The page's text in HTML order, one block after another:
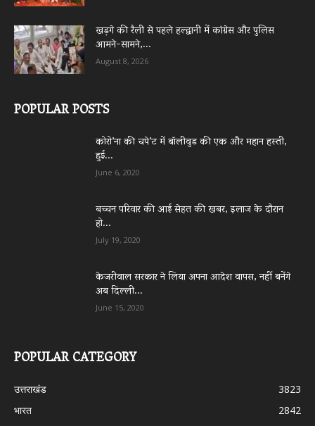
खड़गे की रैली से पहले हल्द्वानी में कांग्रेस और पुलिस
आमने-सामने,...
August 8, 2026
POPULAR POSTS
कोरो’ना की चपे’ट में बॉलीवुड की एक और महान हस्ती,
हुई...
June 6, 2020
बच्चन परिवार की आई सेहत की खबर, इलाज के दौरान
हो...
July 19, 2020
केजरीवाल सरकार ने लिया अपना आदेश वापस, नहीं बनेंगे
अब दिल्ली...
June 15, 2020
POPULAR CATEGORY
उत्तराखंड
3823
भारत
2842